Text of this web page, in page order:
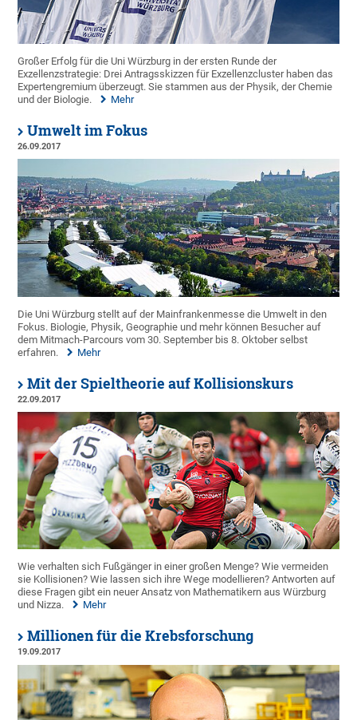
Großer Erfolg für die Uni Würzburg in der ersten Runde der
Exzellenzstrategie: Drei Antragsskizzen für Exzellenzcluster haben das
Expertengremium überzeugt. Sie stammen aus der Physik, der Chemie
und der Biologie.
Mehr
Umwelt im Fokus
26.09.2017
Die Uni Würzburg stellt auf der Mainfrankenmesse die Umwelt in den
Fokus. Biologie, Physik, Geographie und mehr können Besucher auf
dem Mitmach-Parcours vom 30. September bis 8. Oktober selbst
erfahren.
Mehr
Mit der Spieltheorie auf Kollisionskurs
22.09.2017
Wie verhalten sich Fußgänger in einer großen Menge? Wie vermeiden
sie Kollisionen? Wie lassen sich ihre Wege modellieren? Antworten auf
diese Fragen gibt ein neuer Ansatz von Mathematikern aus Würzburg
und Nizza.
Mehr
Millionen für die Krebsforschung
19.09.2017